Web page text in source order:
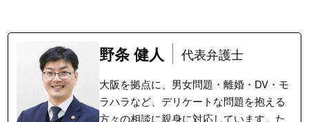
野条 健人 代表弁護士
大阪を拠点に、男女問題・離婚・DV・モ
ラハラなど、デリケートな問題を抱える
方々の相談に親身に対応しています。た